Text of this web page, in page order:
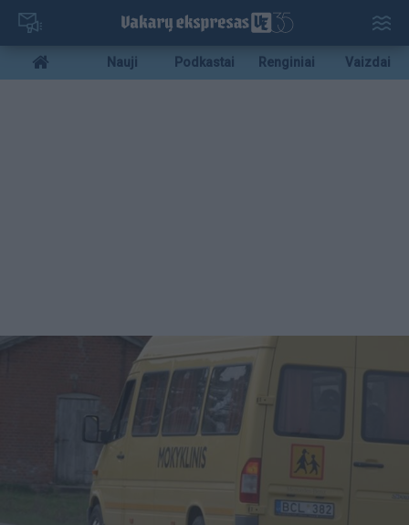
Pereiti
pagrindinį
turinį
Mobile
menu
Nauji Podkastai Renginiai Vaizdai